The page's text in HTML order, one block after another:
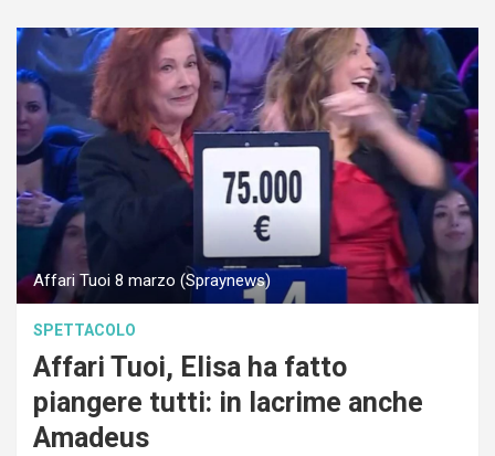
Affari Tuoi 8 marzo (Spraynews)
SPETTACOLO
Affari Tuoi, Elisa ha fatto
piangere tutti: in lacrime anche
Amadeus